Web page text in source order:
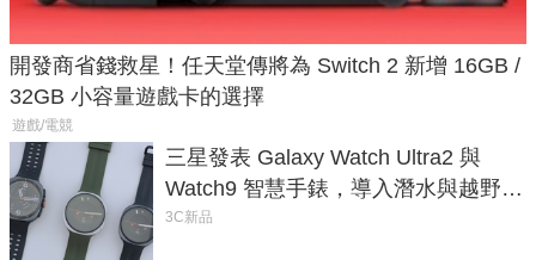
開發商省錢救星！任天堂傳將為 Switch 2 新增 16GB /
32GB 小容量遊戲卡的選擇
遊戲/電競
三星發表 Galaxy Watch Ultra2 與
Watch9 智慧手錶，導入潛水與越野跑
導航功能
3C新品